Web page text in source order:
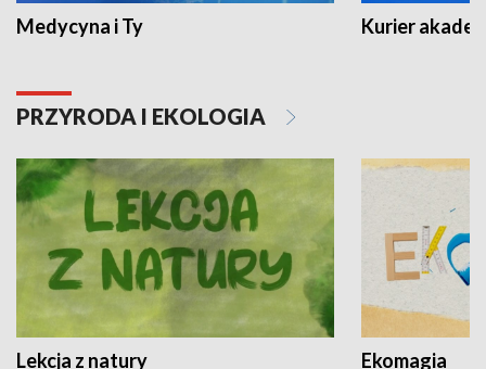
Medycyna i Ty Kurier
PRZYRODA I EKOLOGIA
Lekcja z natury Ekomagia